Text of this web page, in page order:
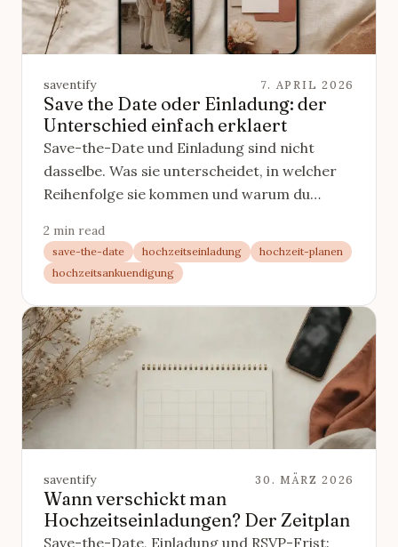
saventify 7. APRIL 2026
Save the Date oder Einladung: der
Unterschied einfach erklaert
Save-the-Date und Einladung sind nicht
dasselbe. Was sie unterscheidet, in welcher
Reihenfolge sie kommen und warum du
2 min read
save-the-date hochzeitseinladung
hochzeit-planen
hochzeitsankuendigung
saventify 30. MÄRZ 2026
Wann verschickt man
Hochzeitseinladungen? Der Zeitplan
Save-the-Date, Einladung und RSVP-Frist: